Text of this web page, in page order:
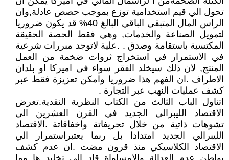
تحول الي قيم استخدامية توزع بموجب حصص عادلة,وان
الراس المال المتبقي الباقي البالغ 40% قد يكون ضروريا
لتمويل الصناعة والخدمات, وهي فقط الحصة الحقيقة
المكتسبة باستقامة وصدق . .علية لاتوجد مبررات شرعية
في الاستمرار في استخراج ثروات ضخمة من العمل
المنتج, لان ذلك سيخلد الفقر سواء في اميركا او بلدان
الاطراف .ان الفهم هذا ضروريا وامكن تعزيزة فقط عبر
كشف عمليات النهب عبر التجارة .
اتناول الباب الثالث من الكتاب النظرية النقدية.تعرض
الاقتصاد الليبرالي الجديد في القرن العشرين الي
تشوهات ذاتية من خلال تحريفاتة واخفاقاتة .الاقتصاد
الليبرالي الجديد امتدادا بل ربما يعتبراستمرار الي
الاقتصاد الكلاسيكي منذ قرون مضت .ان عدم كشف